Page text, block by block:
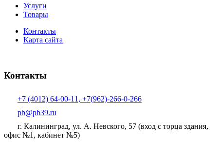
Услуги
Товары
Контакты
Карта сайта
Контакты
+7 (4012) 64-00-11, +7(962)-266-0-266
pb@pb39.ru
г. Калининград, ул. А. Невского, 57 (вход с торца здания,
офис №1, кабинет №5)